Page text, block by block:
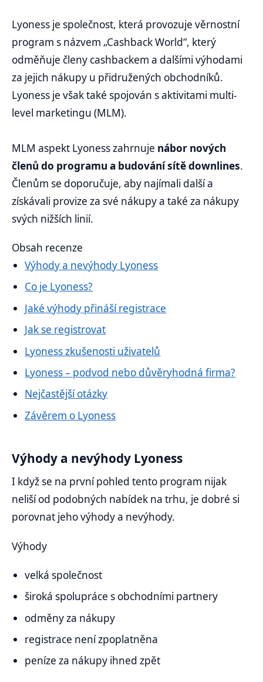
Lyoness je společnost, která provozuje věrnostní
program s názvem „Cashback World“, který
odměňuje členy cashbackem a dalšími výhodami
za jejich nákupy u přidružených obchodníků.
Lyoness je však také spojován s aktivitami multi-
level marketingu (MLM).
MLM aspekt Lyoness zahrnuje nábor nových
členů do programu a budování sítě downlines.
Členům se doporučuje, aby najímali další a
získávali provize za své nákupy a také za nákupy
svých nižších linií.
Obsah recenze
Výhody a nevýhody Lyoness
Co je Lyoness?
Jaké výhody přináší registrace
Jak se registrovat
Lyoness zkušenosti uživatelů
Lyoness – podvod nebo důvěryhodná firma?
Nejčastější otázky
Závěrem o Lyoness
Výhody a nevýhody Lyoness
I když se na první pohled tento program nijak
neliší od podobných nabídek na trhu, je dobré si
porovnat jeho výhody a nevýhody.
Výhody
velká společnost
široká spolupráce s obchodními partnery
odměny za nákupy
registrace není zpoplatněna
peníze za nákupy ihned zpět